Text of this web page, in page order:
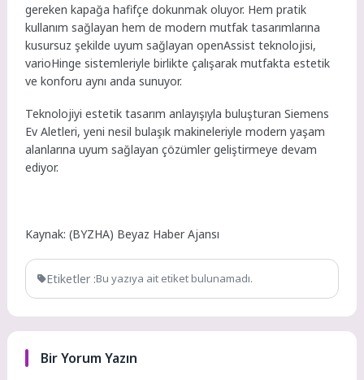
gereken kapağa hafifçe dokunmak oluyor. Hem pratik
kullanım sağlayan hem de modern mutfak tasarımlarına
kusursuz şekilde uyum sağlayan openAssist teknolojisi,
varioHinge sistemleriyle birlikte çalışarak mutfakta estetik
ve konforu aynı anda sunuyor.
Teknolojiyi estetik tasarım anlayışıyla buluşturan Siemens
Ev Aletleri, yeni nesil bulaşık makineleriyle modern yaşam
alanlarına uyum sağlayan çözümler geliştirmeye devam
ediyor.
Kaynak: (BYZHA) Beyaz Haber Ajansı
Etiketler :Bu yazıya ait etiket bulunamadı.
Bir Yorum Yazın